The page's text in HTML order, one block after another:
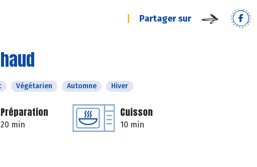
Partager sur
Végétarien Automne Hiver
Préparation
20 min
Cuisson
10 min